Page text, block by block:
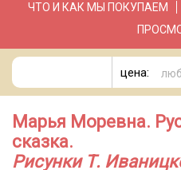
ЧТО И КАК МЫ ПОКУПАЕМ
цена:
Марья Моревна.
сказка.
Рисунки Т.